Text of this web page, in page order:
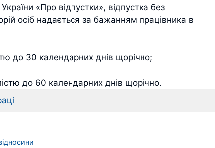
«Про відпустки», відпустка без
осіб надається за бажанням працівника в
до 30 календарних днів щорічно;
до 60 календарних днів щорічно.